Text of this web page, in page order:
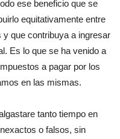
ese beneficio que se
equitativamente entre
que contribuya a ingresar
Es lo que se ha venido a
a pagar por los
en las mismas.
tanto tiempo en
o falsos, sin